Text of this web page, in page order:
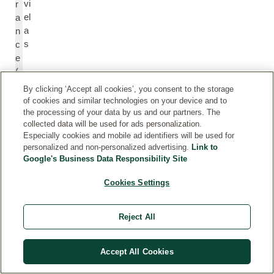
r
a
n
c
e
(
vi
el
a
s
n
ē
s
By clicking ‘Accept all cookies’, you consent to the storage
of cookies and similar technologies on your device and to
the processing of your data by us and our partners. The
collected data will be used for ads personalization.
Especially cookies and mobile ad identifiers will be used for
personalized and non-personalized advertising. Link to
Google's Business Data Responsibility Site
Cookies Settings
Reject All
Accept All Cookies